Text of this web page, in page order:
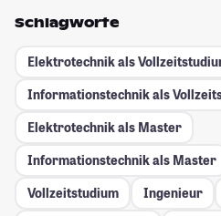
Schlagworte
Elektrotechnik als
Informationstechnik als
Elektrotechnik als Master
Informationstechnik als Master
Vollzeitstudium
Ingenieur